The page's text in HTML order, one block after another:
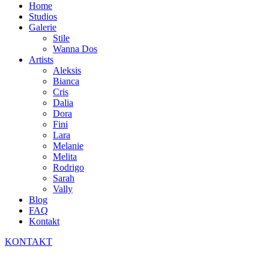
Home
Studios
Galerie
Stile
Wanna Dos
Artists
Aleksis
Bianca
Cris
Dalia
Dora
Fini
Lara
Melanie
Melita
Rodrigo
Sarah
Vally
Blog
FAQ
Kontakt
KONTAKT